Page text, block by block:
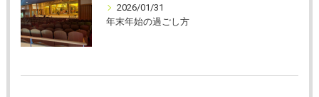
2026/01/31
年末年始の過ごし方